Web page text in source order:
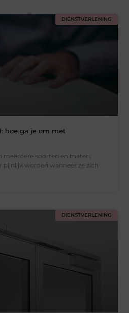
DIENSTVERLENING
hoe ga je om met
meerdere soorten en maten,
pijnlijk worden wanneer ze zich
DIENSTVERLENING